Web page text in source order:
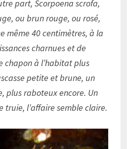
part, Scorpoena scrofa,
ou brun rouge, ou rosé,
même 40 centimètres, à la
charnues et de
chapon à l’habitat plus
petite et brune, un
plus raboteux encore. Un
truie, l’affaire semble claire.